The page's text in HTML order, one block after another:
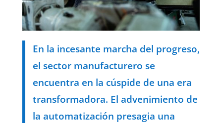
En la incesante marcha del progreso,
el sector manufacturero se
encuentra en la cúspide de una era
transformadora. El advenimiento de
la automatización presagia una